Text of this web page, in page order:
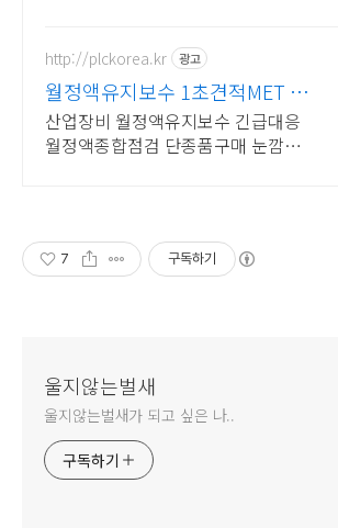
http://plckorea.kr 광고
월정액유지보수 1초견적MET 산
업자동화 장비판매수리보수
산업장비 월정액유지보수 긴급대응
월정액종합점검 단종품구매 눈깜짝1
7 구독하기
울지않는벌새
울지않는벌새가 되고 싶은 나..
구독하기